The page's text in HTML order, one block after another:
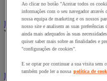
Tomada e interruptor
Ferramentas Elétricas
Ver todas as categorias
Ferramentas elétricas
Ferramentas elétricas portáteis -
Ao clicar no botão "Aceitar todos os
informações com o seu navegador
nossa equipa de marketing e os nossos
nosso site e analisem as suas
ainda mais adequados às suas
quiser saber mais sobre as finalidades e
"configurações de cookies".
E se optar por continuar a sua visita sem
também pode ler a nossa política de